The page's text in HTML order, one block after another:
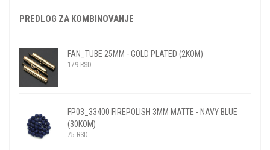
PREDLOG ZA KOMBINOVANJE
FAN_TUBE 25MM - GOLD PLATED (2KOM)
179 RSD
FP03_33400 FIREPOLISH 3MM MATTE - NAVY BLUE
(30KOM)
75 RSD